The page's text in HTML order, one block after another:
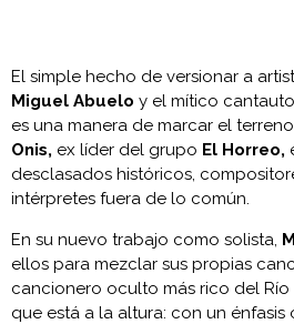
El simple hecho de versionar a
Miguel Abuelo y el mítico
es una manera de marcar el
Onis, ex líder del grupo El Horreo,
desclasados históricos,
intérpretes fuera de lo común.
En su nuevo trabajo como solista,
ellos para mezclar sus propias
cancionero oculto más rico del Río
que está a la altura: con un